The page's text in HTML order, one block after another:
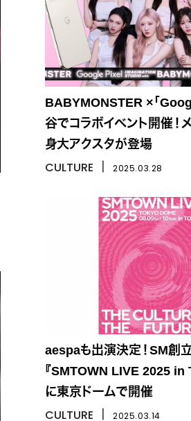
BABYMONSTER ×「
谷でコラボイベント開催！
身大アクスタが登場
CULTURE 2025.03.28
aespaも出演決定！SM創
『SMTOWN LIVE 2025 in
に東京ドームで開催
CULTURE 2025.03.14